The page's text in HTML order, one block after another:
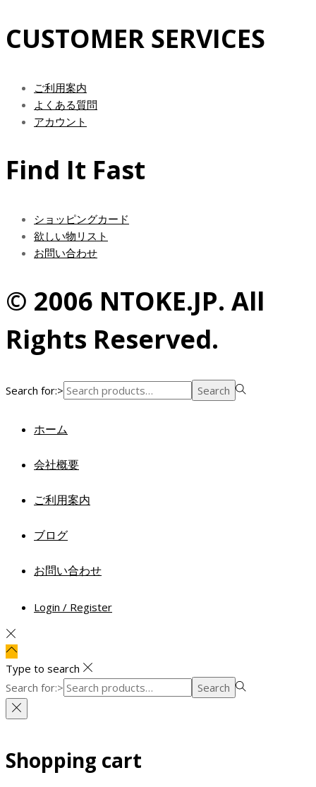
CUSTOMER SERVICES
ご利用案内
よくある質問
アカウント
Find It Fast
ショッピングカード
欲しい物リスト
お問い合わせ
© 2006 NTOKE.JP. All
Rights Reserved.
Search for:> Search
ホーム
会社概要
ご利用案内
ブログ
お問い合わせ
Login / Register
Type to search
Search for:>
Search
Shopping cart